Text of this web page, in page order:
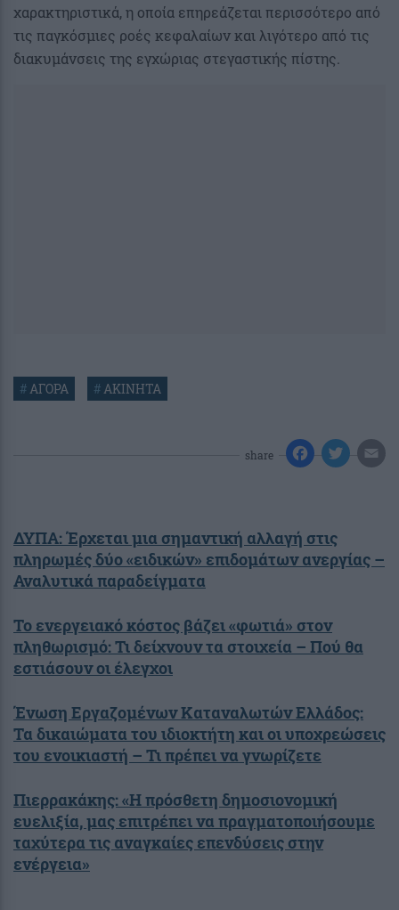
χαρακτηριστικά, η οποία επηρεάζεται περισσότερο από
τις παγκόσμιες ροές κεφαλαίων και λιγότερο από τις
διακυμάνσεις της εγχώριας στεγαστικής πίστης.
#ΑΓΟΡΑ #ΑΚΙΝΗΤΑ
share
ΔΥΠΑ: Έρχεται μια σημαντική αλλαγή στις
πληρωμές δύο «ειδικών» επιδομάτων ανεργίας –
Αναλυτικά παραδείγματα
Το ενεργειακό κόστος βάζει «φωτιά» στον
πληθωρισμό: Τι δείχνουν τα στοιχεία – Πού θα
εστιάσουν οι έλεγχοι
Ένωση Εργαζομένων Καταναλωτών Ελλάδος:
Τα δικαιώματα του ιδιοκτήτη και οι υποχρεώσεις
του ενοικιαστή – Τι πρέπει να γνωρίζετε
Πιερρακάκης: «Η πρόσθετη δημοσιονομική
ευελιξία, μας επιτρέπει να πραγματοποιήσουμε
ταχύτερα τις αναγκαίες επενδύσεις στην
ενέργεια»